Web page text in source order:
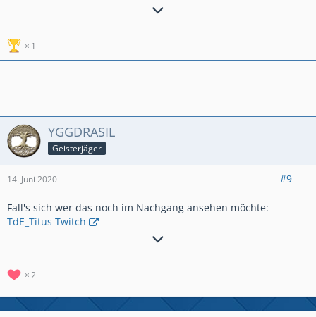
٩(●̮̮̃•̃)۶Til árs ok friðar– all jenen, die mit uns sind!
٩(×̯×)۶
✧ -----
1
YGGDRASIL
Geisterjäger
14. Juni 2020 #9
Fall's sich wer das noch im Nachgang ansehen möchte:
TdE_Titus Twitch
٩(●̮̮̃•̃)۶Til árs ok friðar– all jenen, die mit uns sind!
٩(×̯×)۶
✧ -----
2